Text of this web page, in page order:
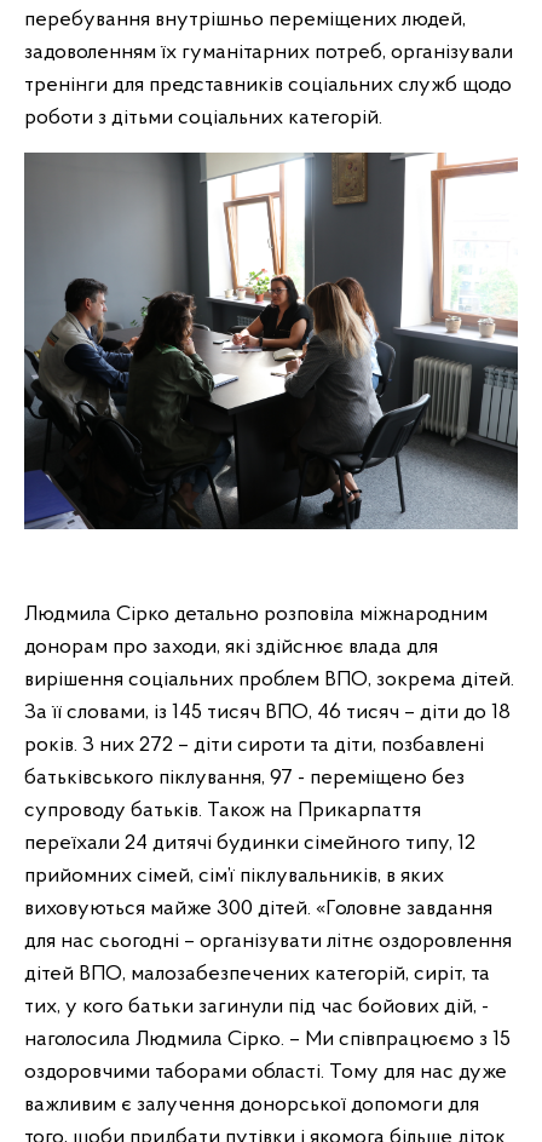
перебування внутрішньо переміщених людей,
задоволенням їх гуманітарних потреб, організували
тренінги для представників соціальних служб щодо
роботи з дітьми соціальних категорій.
Людмила Сірко детально розповіла міжнародним
донорам про заходи, які здійснює влада для
вирішення соціальних проблем ВПО, зокрема дітей.
За її словами, із 145 тисяч ВПО, 46 тисяч – діти до 18
років. З них 272 – діти сироти та діти, позбавлені
батьківського піклування, 97 - переміщено без
супроводу батьків. Також на Прикарпаття
переїхали 24 дитячі будинки сімейного типу, 12
прийомних сімей, сім’ї піклувальників, в яких
виховуються майже 300 дітей. «Головне завдання
для нас сьогодні – організувати літнє оздоровлення
дітей ВПО, малозабезпечених категорій, сиріт, та
тих, у кого батьки загинули під час бойових дій, -
наголосила Людмила Сірко. – Ми співпрацюємо з 15
оздоровчими таборами області. Тому для нас дуже
важливим є залучення донорської допомоги для
того, щоби придбати путівки і якомога більше діток